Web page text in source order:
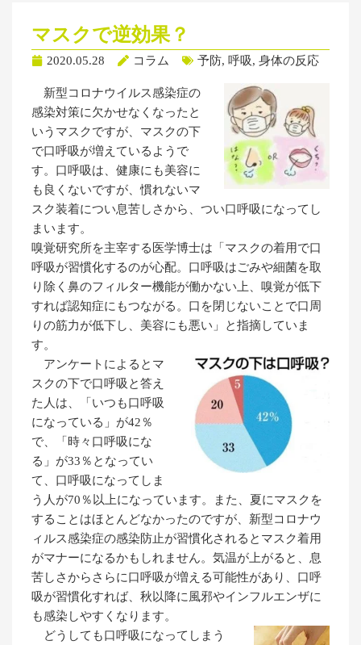
マスクで逆効果？
2020.05.28 コラム 予防, 呼吸, 身体の反応
新型コロナウイルス感染症の
感染対策に欠かせなくなったと
いうマスクですが、マスクの下
で口呼吸が増えているようで
す。口呼吸は、健康にも美容に
も良くないですが、慣れないマ
スク装着につい息苦しさから、つい口呼吸になってし
まいます。
嗅覚研究所を主宰する医学博士は「マスクの着用で口
呼吸が習慣化するのが心配。口呼吸はごみや細菌を取
り除く鼻のフィルター機能が働かない上、嗅覚が低下
すれば認知症にもつながる。口を閉じないことで口周
りの筋力が低下し、美容にも悪い」と指摘していま
す。
アンケートによるとマ
スクの下で口呼吸と答え
た人は、「いつも口呼吸
になっている」が42％
で、「時々口呼吸にな
る」が33％となってい
て、口呼吸になってしま
う人が70％以上になっています。また、夏にマスクを
することはほとんどなかったのですが、新型コロナウ
ィルス感染症の感染防止が習慣化されるとマスク着用
がマナーになるかもしれません。気温が上がると、息
苦しさからさらに口呼吸が増える可能性があり、口呼
吸が習慣化すれば、秋以降に風邪やインフルエンザに
も感染しやすくなります。
どうしても口呼吸になってしまう